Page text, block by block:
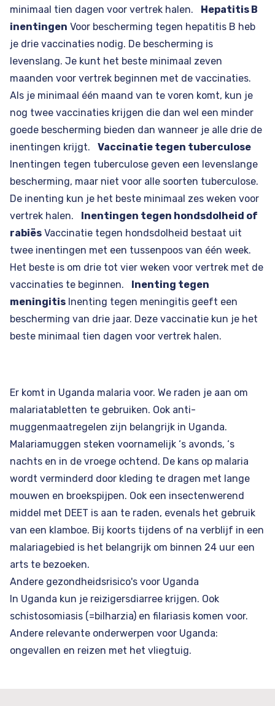
minimaal tien dagen voor vertrek halen. Hepatitis B
inentingen Voor bescherming tegen hepatitis B heb
je drie vaccinaties nodig. De bescherming is
levenslang. Je kunt het beste minimaal zeven
maanden voor vertrek beginnen met de vaccinaties.
Als je minimaal één maand van te voren komt, kun je
nog twee vaccinaties krijgen die dan wel een minder
goede bescherming bieden dan wanneer je alle drie de
inentingen krijgt. Vaccinatie tegen tuberculose
Inentingen tegen tuberculose geven een levenslange
bescherming, maar niet voor alle soorten tuberculose.
De inenting kun je het beste minimaal zes weken voor
vertrek halen. Inentingen tegen hondsdolheid of
rabiës Vaccinatie tegen hondsdolheid bestaat uit
twee inentingen met een tussenpoos van één week.
Het beste is om drie tot vier weken voor vertrek met de
vaccinaties te beginnen. Inenting tegen
meningitis Inenting tegen meningitis geeft een
bescherming van drie jaar. Deze vaccinatie kun je het
beste minimaal tien dagen voor vertrek halen.
Er komt in Uganda malaria voor. We raden je aan om
malariatabletten te gebruiken. Ook anti-
muggenmaatregelen zijn belangrijk in Uganda.
Malariamuggen steken voornamelijk ‘s avonds, ‘s
nachts en in de vroege ochtend. De kans op malaria
wordt verminderd door kleding te dragen met lange
mouwen en broekspijpen. Ook een insectenwerend
middel met DEET is aan te raden, evenals het gebruik
van een klamboe. Bij koorts tijdens of na verblijf in een
malariagebied is het belangrijk om binnen 24 uur een
arts te bezoeken.
Andere gezondheidsrisico's voor Uganda
In Uganda kun je reizigersdiarree krijgen. Ook
schistosomiasis (=bilharzia) en filariasis komen voor.
Andere relevante onderwerpen voor Uganda:
ongevallen en reizen met het vliegtuig.